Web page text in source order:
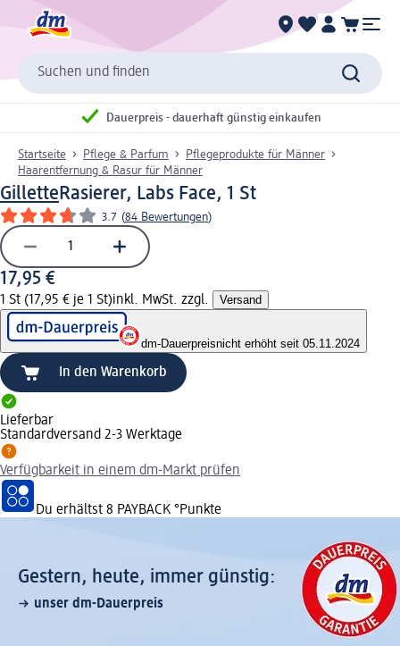
Suchen und finden
Dauerpreis - dauerhaft günstig einkaufen
Startseite Pflege & Parfum
Pflegeprodukte für Männer
Haarentfernung & Rasur für Männer
GilletteRasierer, Labs Face, 1 St
3.7 (84 Bewertungen)
17,95 €
1 St (17,95 € je 1 St)inkl. MwSt. zzgl. Versand
dm-Dauerpreisnicht erhöht seit 05.11.2024
In den Warenkorb
Lieferbar
Standardversand 2-3 Werktage
Verfügbarkeit in einem dm-Markt prüfen
Du erhältst 8 PAYBACK °Punkte
Gestern, heute, immer günstig:
unser dm-Dauerpreis